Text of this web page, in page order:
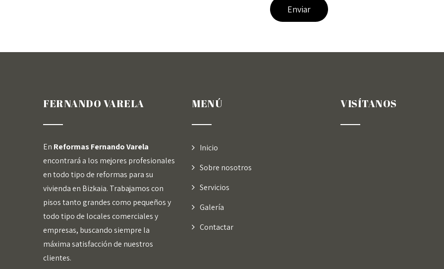
FERNANDO VARELA
En Reformas Fernando Varela
encontrará a los mejores profesionales
en todo tipo de reformas para su
vivienda en Bizkaia. Trabajamos con
pisos tanto grandes como pequeños y
todo tipo de locales comerciales y
empresas, buscando siempre la
máxima satisfacción de nuestros
clientes.
MENÚ
Inicio
Sobre nosotros
Servicios
Galería
Contactar
VISÍTANOS